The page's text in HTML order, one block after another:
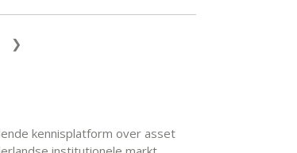
kennisplatform over asset